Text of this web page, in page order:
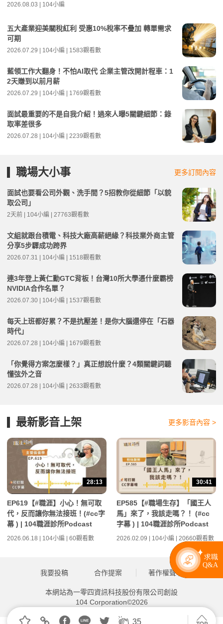
35
2026.08.03 | 104小編
五大產業迎美關稅紅利 受惠10%稅率不疊加 轉單需求
可期
2026.07.29 | 104小編 | 1583觀看數
藍領工作大翻身！不怕AI取代 企業主管改開計程車：1
2天賺到以前月薪
2026.07.29 | 104小編 | 1769觀看數
面試最重要的不是自我介紹！過來人曝5關鍵細節：錄
取率差很多
2026.07.28 | 104小編 | 2239觀看數
職場大小事 更多訂閱內容
面試也要看公司外觀、洗手間？5招教你從細節「以貌
取公司」
2天前 | 104小編 | 27763觀看數
文組就跟台積電、科技大廠高薪絕緣？科技業外商主管
分享5步驟成功跨界
2026.07.31 | 104小編 | 1518觀看數
連3年登上黃仁勳GTC背板！台灣10所大學憑什麼霸榜
NVIDIA合作名單？
2026.07.30 | 104小編 | 1537觀看數
每天上班都好累？不是抗壓差！是你大腦還停在「石器
時代」
2026.07.28 | 104小編 | 1679觀看數
「你覺得方案怎麼樣？」真正想說什麼？4類關鍵詞聽
懂弦外之音
2026.07.28 | 104小編 | 2633觀看數
最新影音上架 更多影音內容 >
28:13
EP619【#職涯】小心！無可取
代，反而讓你無法接班！(#cc字
幕 ) | 104職涯診所Podcast
2026.06.18 | 104小編 | 60觀看數
30:41
EP585【#職場生存】「國王人
馬」來了，我該走嗎？！ (#cc
字幕 ) | 104職涯診所Podcast
2026.02.09 | 104小編 | 20660觀看數
我要投稿 合作提案 著作權聲明
本網站為一零四資訊科技股份有限公司創設
104 Corporation©2026